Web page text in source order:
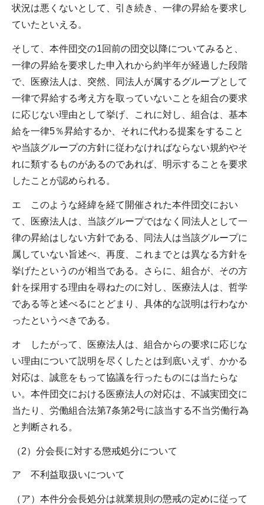
状況は悪くないとして、引き続き、一律の昇給を要求し
ていたといえる。
そして、本件団交の1回前の団交以降についてみると、
一律の昇給を要求した申入れから約半年が経過した段階
で、医療法人は、突然、同法人が属するグループとして
一律で昇給する考え方を取っていないことを組合の要求
に応じない理由として挙げ、これに対し、組合は、基本
給を一律5％昇給するか、それに代わる提案をすること
や当該グループの方針に従わなければならない規約やそ
れに類するものがあるのであれば、明示することを要求
したことが認められる。
エ このような経緯を経て開催された本件団交におい
て、医療法人は、当該グループではなく同法人として一
律の昇給はしない方針である、同法人は当該グループに
属していない旨述べ、再度、これまでとは異なる方針を
挙げたというのが相当である。さらに、組合が、その方
針を採用する理由を尋ねたのに対し、医療法人は、哲学
である等と述べるにとどまり、具体的な説明は行わなか
ったというべきである。
オ したがって、医療法人は、組合からの要求に応じな
い理由について説明を尽くしたとは到底いえず、かかる
対応は、誠意をもって協議を行ったものには当たらな
い。本件団交における医療法人の対応は、不誠実団交に
当たり、労働組合法第7条第2号に該当する不当労働行為
と判断される。
（2）分会長に対する懲戒処分について
ア 不利益取扱いについて
（ア）本件分会長処分は就業規則の懲戒の定めに従って